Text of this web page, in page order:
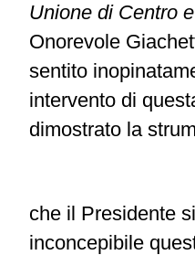
Unione di Centro
Onorevole
sentito
intervento di
dimostrato la
che il Presidente
inconcepibile